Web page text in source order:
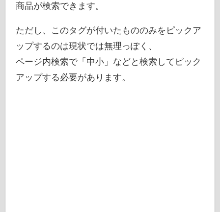
商品が検索できます。
ただし、このタグが付いたもののみをピックア
ップするのは現状では無理っぽく、
ページ内検索で「中小」などと検索してピック
アップする必要があります。